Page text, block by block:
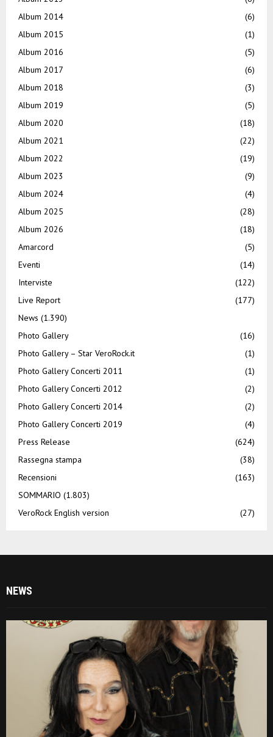
Album 2014
(6)
Album 2015
(1)
Album 2016
(5)
Album 2017
(6)
Album 2018
(3)
Album 2019
(5)
Album 2020
(18)
Album 2021
(22)
Album 2022
(19)
Album 2023
(9)
Album 2024
(4)
Album 2025
(28)
Album 2026
(18)
Amarcord
(5)
Eventi
(14)
Interviste
(122)
Live Report
(177)
News (1.390)
Photo Gallery
(16)
Photo Gallery – Star VeroRock.it
(1)
Photo Gallery Concerti 2011
(1)
Photo Gallery Concerti 2012
(2)
Photo Gallery Concerti 2014
(2)
Photo Gallery Concerti 2019
(4)
Press Release
(624)
Rassegna stampa
(38)
Recensioni
(163)
SOMMARIO (1.803)
VeroRock English version
(27)
NEWS